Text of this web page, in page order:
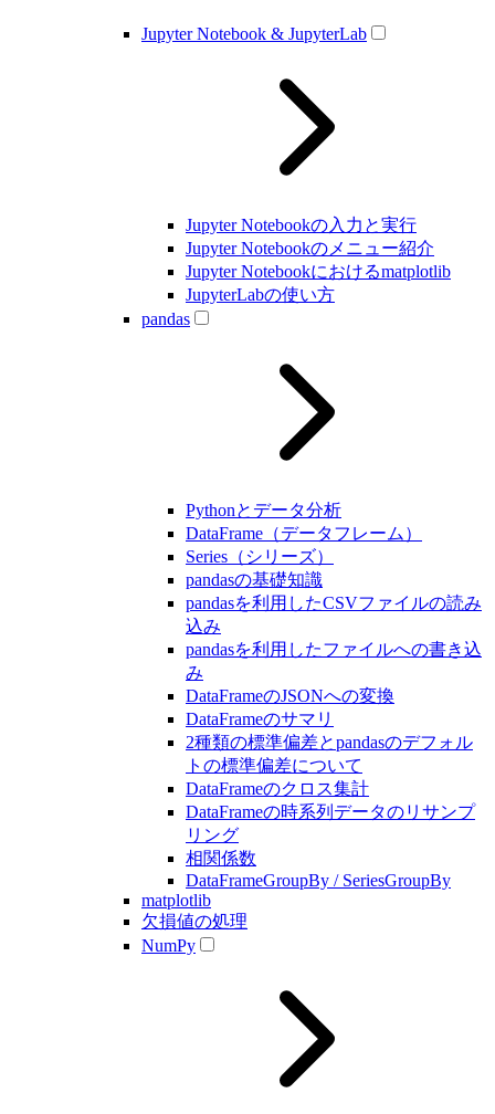
Jupyter Notebook & JupyterLab
Jupyter Notebookの入力と実行
Jupyter Notebookのメニュー紹介
Jupyter Notebookにおけるmatplotlib
JupyterLabの使い方
pandas
Pythonとデータ分析
DataFrame（データフレーム）
Series（シリーズ）
pandasの基礎知識
pandasを利用したCSVファイルの読み
込み
pandasを利用したファイルへの書き込
み
DataFrameのJSONへの変換
DataFrameのサマリ
2種類の標準偏差とpandasのデフォル
トの標準偏差について
DataFrameのクロス集計
DataFrameの時系列データのリサンプ
リング
相関係数
DataFrameGroupBy / SeriesGroupBy
matplotlib
欠損値の処理
NumPy